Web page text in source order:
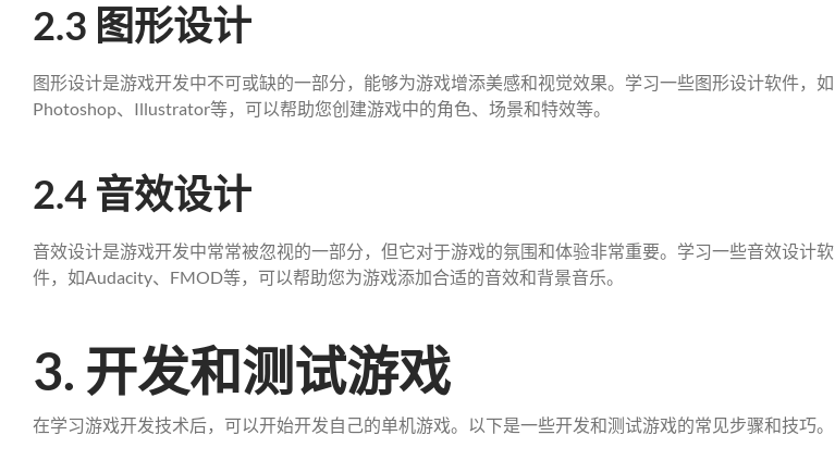
2.3 图形设计
图形设计是游戏开发中不可或缺的一部分，能够为游戏增添美感和视觉效果。学习一些图形设计软件，如
Photoshop、Illustrator等，可以帮助您创建游戏中的角色、场景和特效等。
2.4 音效设计
音效设计是游戏开发中常常被忽视的一部分，但它对于游戏的氛围和体验非常重要。学习一些音效设计软
件，如Audacity、FMOD等，可以帮助您为游戏添加合适的音效和背景音乐。
3. 开发和测试游戏
在学习游戏开发技术后，可以开始开发自己的单机游戏。以下是一些开发和测试游戏的常见步骤和技巧。